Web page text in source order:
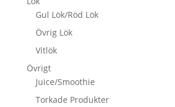
Gul Lök/Röd Lök
Övrig Lök
Vitlök
Övrigt
Juice/Smoothie
Torkade Produkter